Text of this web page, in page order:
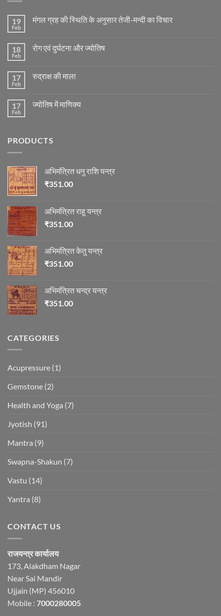
19
Feb
मंगल ग्रह की स्थिति के अनुसार तेजी-मन्दी का विचार
मंगल
के
अनुसार
विचार
18
Feb
रोग एवं दुर्घटना और ज्योतिष
रोग
ज्योतिष
17
Feb
रुद्राक्ष की माला
रुद्राक्ष
17
Feb
ज्योतिष में माणिक्य
में
PRODUCTS
अभिमंत्रित धनु राशि यन्त्र
₹351.00
अभिमंत्रित राहू यन्त्र
₹351.00
अभिमंत्रित केतु यन्त्र
₹351.00
अभिमंत्रित चन्द्र यन्त्र
₹351.00
CATEGORIES
Acupressure (1)
Gemstone (2)
Health and Yoga (7)
Jyotish (91)
Mantra (9)
Swapna-Shakun (7)
Vastu (14)
Yantra (8)
CONTACT US
राजयन्त्र कार्यालय
173, Alakdham Nagar
Near Sai Mandir
Ujjain (MP) 456010
Mobile : 7000280005